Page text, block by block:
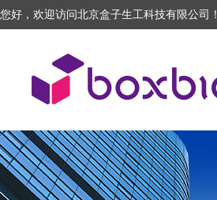
您好，欢迎访问北京盒子生工科技有限公司！